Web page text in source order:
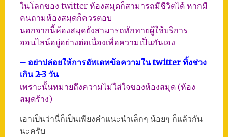
ในโลกของ twitter ห้องสมุดก็สามารถมีชีวิตได้ หากมี
คนถามห้องสมุดก็ควรตอบ
นอกจากนี้ห้องสมุดยังสามารถทักทายผู้ใช้บริการ
ออนไลน์อยู่อย่างต่อเนื่องเพื่อความเป็นกันเอง
– อย่าปล่อยให้การอัพเดทข้อความใน twitter ทิ้งช่วง
เกิน 2-3 วัน
เพราะนั้นหมายถึงความไม่ใส่ใจของห้องสมุด (ห้อง
สมุดร้าง)
เอาเป็นว่านี่ก็เป็นเพียงคำแนะนำเล็กๆ น้อยๆ ก็แล้วกัน
นะครับ